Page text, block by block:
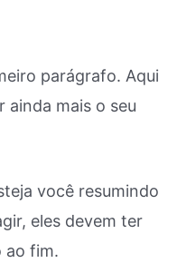
parágrafo. Aqui
ainda mais o seu
você resumindo
eles devem ter
ao fim.